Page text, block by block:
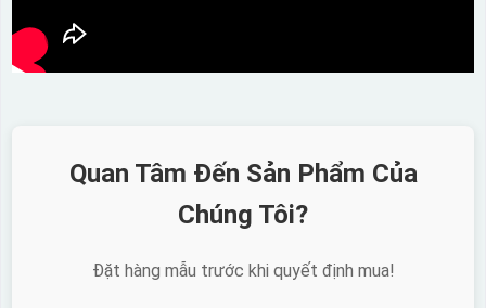
Quan Tâm Đến Sản Phẩm Của
Chúng Tôi?
Đặt hàng mẫu trước khi quyết định mua!